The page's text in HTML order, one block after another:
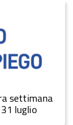
settimana
luglio